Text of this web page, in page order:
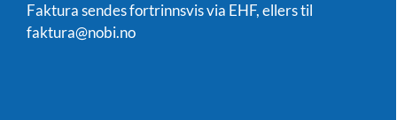
Faktura sendes fortrinnsvis via EHF, ellers til
faktura@nobi.no